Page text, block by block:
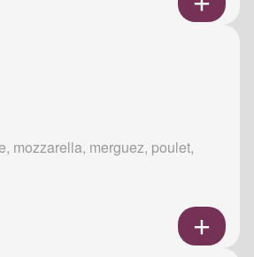
mozzarella, merguez, poulet,